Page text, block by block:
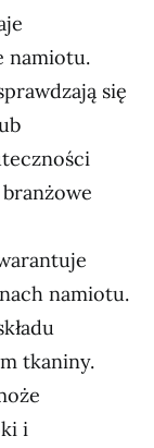
namiotu.
się
namiotu.
tkaniny.
i